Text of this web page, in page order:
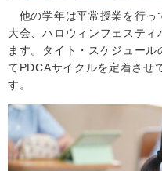
他の学年は平常授業を行
大会、ハロウィンフェステ
ます。タイト・スケジュー
てPDCAサイクルを定着させ
す。